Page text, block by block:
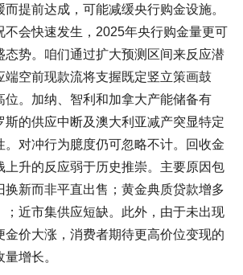
提前达成，可能减缓央行购金设施。
不会快速发生，2025年央行购金量更可
态势。咱们通过扩大预测区间来反应潜
端空前现款流将支握既定竖立策画鼓
位。加纳、智利和加拿大产能储备有
斯的供应中断及澳大利亚减产突显特定
。对冲行为臆度仍可忽略不计。回收金
上升的反应弱于历史推崇。主要原因包
换新而非平直出售；黄金典质贷款增多
；近市集供应短缺。此外，由于未出现
金价大涨，消费者期待更高价位变现的
增长。